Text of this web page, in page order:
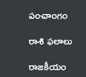
పంచాంగం
రాశి ఫలాలు
రాజకీయం